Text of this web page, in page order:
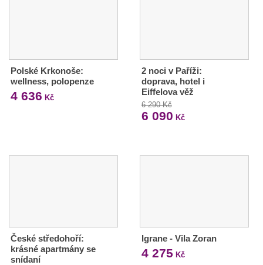
Polské Krkonoše:
wellness, polopenze
4 636 Kč
2 noci v Paříži:
doprava, hotel i
Eiffelova věž
6 290 Kč
6 090 Kč
České středohoří:
krásné apartmány se
snídaní
Igrane - Vila Zoran
4 275 Kč